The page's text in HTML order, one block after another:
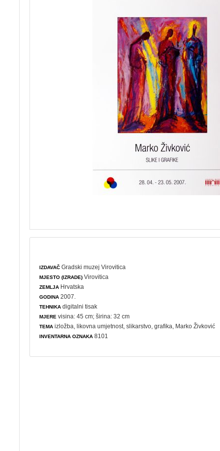
IZDAVAČ Gradski muzej Virovitica
MJESTO (IZRADE) Virovitica
ZEMLJA Hrvatska
GODINA 2007.
TEHNIKA digitalni tisak
MJERE visina: 45 cm; širina: 32 cm
TEMA izložba ,likovna umjetnost ,slikarstvo ,grafika , Marko Živković
INVENTARNA OZNAKA 8101